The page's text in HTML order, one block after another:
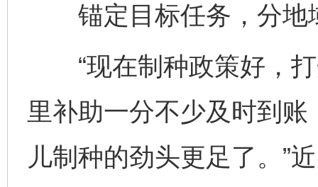
锚定目标任务，分地
“现在制种政策好，打
里补助一分不少及时到
儿制种的劲头更足了。”